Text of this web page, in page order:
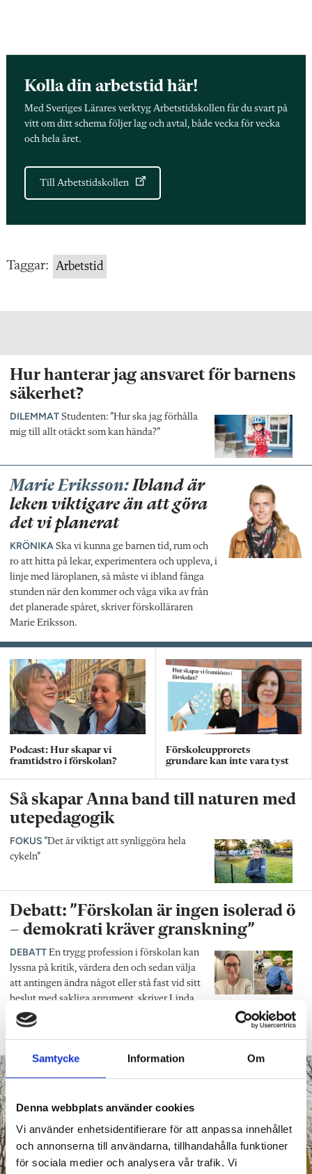
Samtycke Information Om
Denna webbplats använder cookies
Vi använder enhetsidentifierare för att anpassa innehållet
och annonserna till användarna, tillhandahålla funktioner
för sociala medier och analysera vår trafik. Vi
Kolla din arbetstid här!
Med Sveriges Lärares verktyg Arbetstidskollen får du svart på
vitt om ditt schema följer lag och avtal, både vecka för vecka
och hela året.
Till Arbetstidskollen
Taggar: Arbetstid
Hur hanterar jag ansvaret för barnens
säkerhet?
DILEMMAT Studenten: ”Hur ska jag förhålla
mig till allt otäckt som kan hända?”
Marie Eriksson:Ibland är
leken viktigare än att göra
det vi planerat
KRÖNIKA Ska vi kunna ge barnen tid, rum och
ro att hitta på lekar, experimentera och uppleva, i
linje med läroplanen, så måste vi ibland fånga
stunden när den kommer och våga vika av från
det planerade spåret, skriver förskolläraren
Marie Eriksson.
Podcast: Hur skapar vi
framtidstro i förskolan?
Förskoleupprorets
grundare kan inte vara tyst
Så skapar Anna band till naturen med
utepedagogik
FOKUS ”Det är viktigt att synliggöra hela
cykeln”
Debatt: ”Förskolan är ingen isolerad ö
– demokrati kräver granskning”
DEBATT En trygg profession i förskolan kan
lyssna på kritik, värdera den och sedan välja
att antingen ändra något eller stå fast vid sitt
beslut med sakliga argument, skriver Linda
Wångdahl, bebyggelseantikvarie och
förälder.